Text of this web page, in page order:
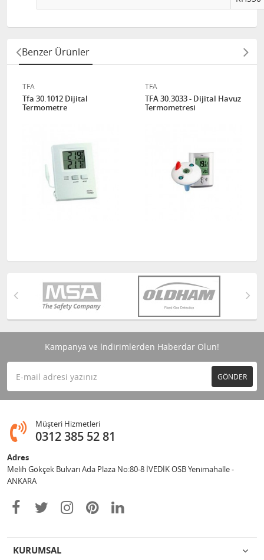
Benzer Ürünler
TFA
Tfa 30.1012 Dijital
Termometre
TFA
TFA 30.3033 - Dijital Havuz
Termometresi
Kampanya ve İndirimlerden Haberdar Olun!
GÖNDER
Müşteri Hizmetleri
0312 385 52 81
Adres
Melih Gökçek Bulvarı Ada Plaza No:80-8 İVEDİK OSB Yenimahalle -
ANKARA
KURUMSAL